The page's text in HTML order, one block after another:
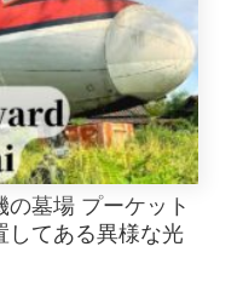
墓場 プーケット
してある異様な光